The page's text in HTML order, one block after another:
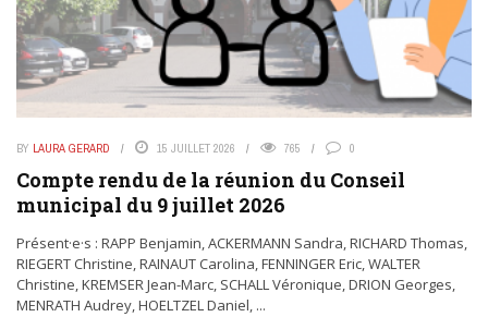
BY LAURA GERARD 15 JUILLET 2026 765 0
Compte rendu de la réunion du Conseil
municipal du 9 juillet 2026
Présent·e·s : RAPP Benjamin, ACKERMANN Sandra, RICHARD Thomas,
RIEGERT Christine, RAINAUT Carolina, FENNINGER Eric, WALTER
Christine, KREMSER Jean-Marc, SCHALL Véronique, DRION Georges,
MENRATH Audrey, HOELTZEL Daniel, ...